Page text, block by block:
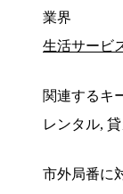
業界
生活サービ
関連するキ
レンタル,
市外局番に